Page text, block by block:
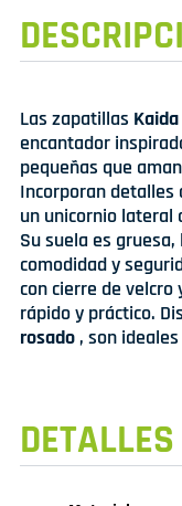
Las zapatillas
encantador
pequeñas que
Incorporan
un unicornio lateral
Su suela es
comodidad y
con cierre de
rápido y práctico.
rosado, son
DETALLES